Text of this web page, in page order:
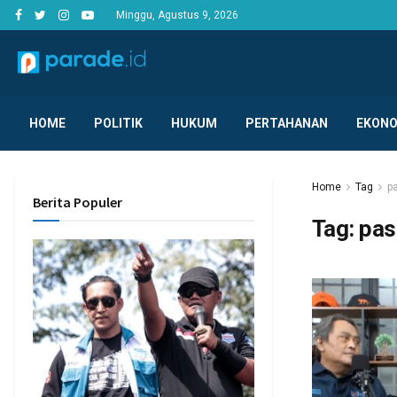
Minggu, Agustus 9, 2026
HOME POLITIK HUKUM PERTAHANAN
Home Tag
Tag:
Berita Populer